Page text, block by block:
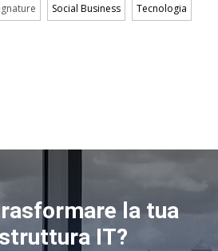
Social Business Tecnologia
la tua
IT?